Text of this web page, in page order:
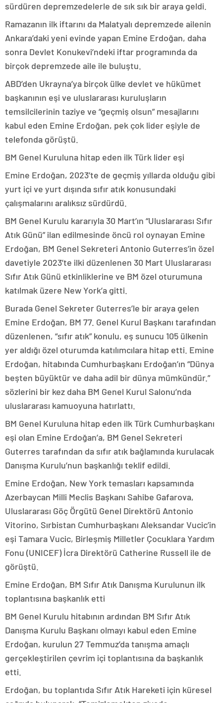
sürdüren depremzedelerle de sık sık bir araya geldi.
Ramazanın ilk iftarını da Malatyalı depremzede ailenin
Ankara’daki yeni evinde yapan Emine Erdoğan, daha
sonra Devlet Konukevi’ndeki iftar programında da
birçok depremzede aile ile buluştu.
ABD’den Ukrayna’ya birçok ülke devlet ve hükümet
başkanının eşi ve uluslararası kuruluşların
temsilcilerinin taziye ve “geçmiş olsun” mesajlarını
kabul eden Emine Erdoğan, pek çok lider eşiyle de
telefonda görüştü.
BM Genel Kuruluna hitap eden ilk Türk lider eşi
Emine Erdoğan, 2023’te de geçmiş yıllarda olduğu gibi
yurt içi ve yurt dışında sıfır atık konusundaki
çalışmalarını aralıksız sürdürdü.
BM Genel Kurulu kararıyla 30 Mart’ın “Uluslararası Sıfır
Atık Günü” ilan edilmesinde öncü rol oynayan Emine
Erdoğan, BM Genel Sekreteri Antonio Guterres’in özel
davetiyle 2023’te ilki düzenlenen 30 Mart Uluslararası
Sıfır Atık Günü etkinliklerine ve BM özel oturumuna
katılmak üzere New York’a gitti.
Burada Genel Sekreter Guterres’le bir araya gelen
Emine Erdoğan, BM 77. Genel Kurul Başkanı tarafından
düzenlenen, “sıfır atık” konulu, eş sunucu 105 ülkenin
yer aldığı özel oturumda katılımcılara hitap etti. Emine
Erdoğan, hitabında Cumhurbaşkanı Erdoğan’ın “Dünya
beşten büyüktür ve daha adil bir dünya mümkündür.”
sözlerini bir kez daha BM Genel Kurul Salonu’nda
uluslararası kamuoyuna hatırlattı.
BM Genel Kuruluna hitap eden ilk Türk Cumhurbaşkanı
eşi olan Emine Erdoğan’a, BM Genel Sekreteri
Guterres tarafından da sıfır atık bağlamında kurulacak
Danışma Kurulu’nun başkanlığı teklif edildi.
Emine Erdoğan, New York temasları kapsamında
Azerbaycan Milli Meclis Başkanı Sahibe Gafarova,
Uluslararası Göç Örgütü Genel Direktörü Antonio
Vitorino, Sırbistan Cumhurbaşkanı Aleksandar Vucic’in
eşi Tamara Vucic, Birleşmiş Milletler Çocuklara Yardım
Fonu (UNICEF) İcra Direktörü Catherine Russell ile de
görüştü.
Emine Erdoğan, BM Sıfır Atık Danışma Kurulunun ilk
toplantısına başkanlık etti
BM Genel Kurulu hitabının ardından BM Sıfır Atık
Danışma Kurulu Başkanı olmayı kabul eden Emine
Erdoğan, kurulun 27 Temmuz’da tanışma amaçlı
gerçekleştirilen çevrim içi toplantısına da başkanlık
etti.
Erdoğan, bu toplantıda Sıfır Atık Hareketi için küresel